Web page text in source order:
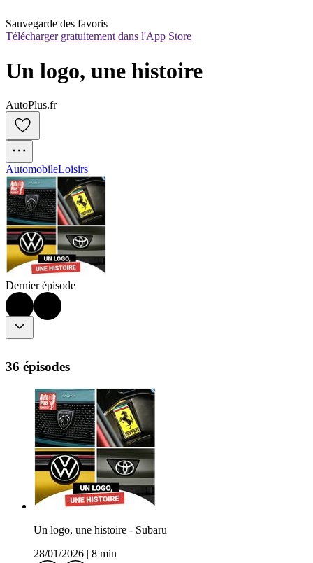
Sauvegarde des favoris
Télécharger gratuitement dans l'App Store
Un logo, une histoire
AutoPlus.fr
AutomobileLoisirs
Dernier épisode
36 épisodes
Un logo, une histoire - Subaru
28/01/2026
8 min